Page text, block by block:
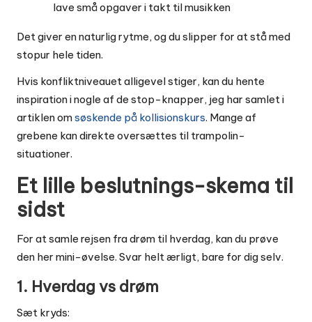
lave små opgaver i takt til musikken
Det giver en naturlig rytme, og du slipper for at stå med
stopur hele tiden.
Hvis konfliktniveauet alligevel stiger, kan du hente
inspiration i nogle af de stop-knapper, jeg har samlet i
artiklen omsøskende på kollisionskurs. Mange af
grebene kan direkte oversættes til trampolin-
situationer.
Et lille beslutnings-skema til
sidst
For at samle rejsen fra drøm til hverdag, kan du prøve
den her mini-øvelse. Svar helt ærligt, bare for dig selv.
1. Hverdag vs drøm
Sæt kryds: